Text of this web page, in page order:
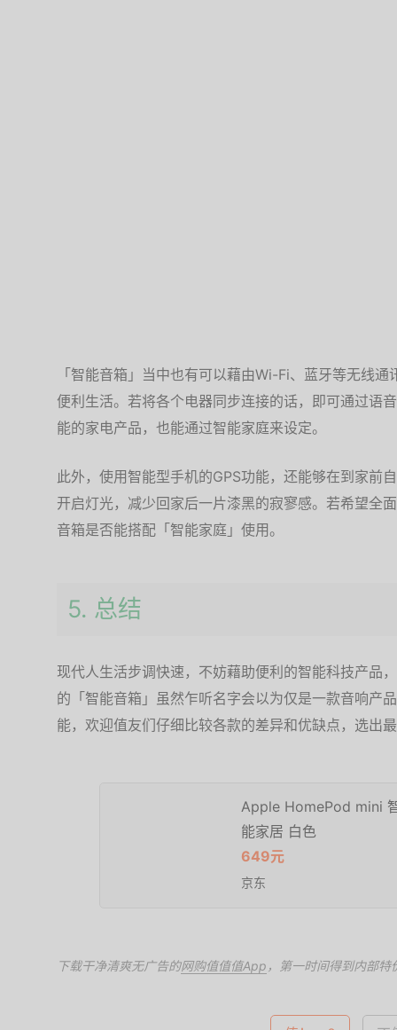
「智能音箱」当中也有可以藉由Wi-Fi、蓝牙等无线
便利生活。若将各个电器同步连接的话，即可通过语
能的家电产品，也能通过智能家庭来设定。
此外，使用智能型手机的GPS功能，还能够在到家前
开启灯光，减少回家后一片漆黑的寂寥感。若希望全
音箱是否能搭配「智能家庭」使用。
5. 总结
现代人生活步调快速，不妨藉助便利的智能科技产品
的「智能音箱」虽然乍听名字会以为仅是一款音响产
能，欢迎值友们仔细比较各款的差异和优缺点，选出
Apple HomePod mini
能家居 白色
649元
京东
下载干净清爽无广告的网购值值值App ，第一时间得到内部特